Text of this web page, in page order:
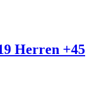
Herren +45